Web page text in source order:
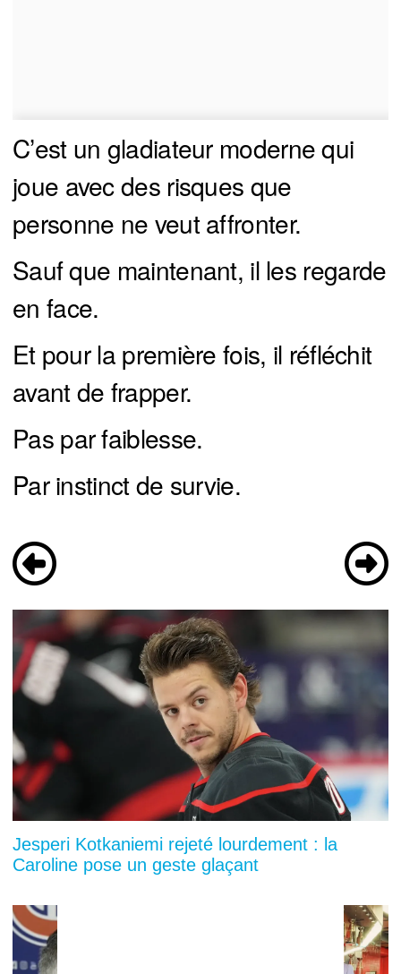
C’est un gladiateur moderne qui
joue avec des risques que
personne ne veut affronter.
Sauf que maintenant, il les regarde
en face.
Et pour la première fois, il réfléchit
avant de frapper.
Pas par faiblesse.
Par instinct de survie.
Jesperi Kotkaniemi rejeté lourdement : la
Caroline pose un geste glaçant